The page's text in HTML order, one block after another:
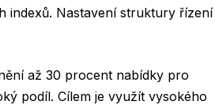
indexů. Nastavení struktury řízení
až 30 procent nabídky pro
podíl. Cílem je využít vysokého